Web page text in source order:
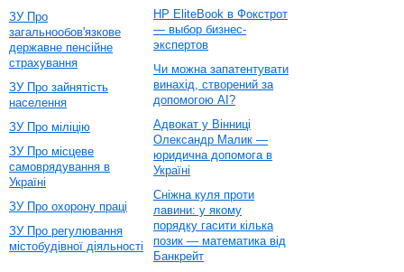
ЗУ Про
загальнообов'язкове
державне пенсійне
страхування
ЗУ Про зайнятість
населення
ЗУ Про міліцію
ЗУ Про місцеве
самоврядування в
Україні
ЗУ Про охорону праці
ЗУ Про регулювання
містобудівної діяльності
HP EliteBook в Фокстрот
— выбор бизнес-
экспертов
Чи можна запатентувати
винахід, створений за
допомогою AI?
Адвокат у Вінниці
Олександр Малик —
юридична допомога в
Україні
Сніжна куля проти
лавини: у якому
порядку гасити кілька
позик — математика від
Банкрейт